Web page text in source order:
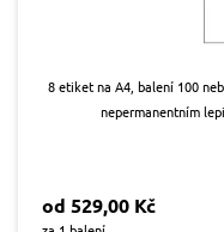
8 etiket na A4, balení 100
nepermanentním
od 529,00 Kč